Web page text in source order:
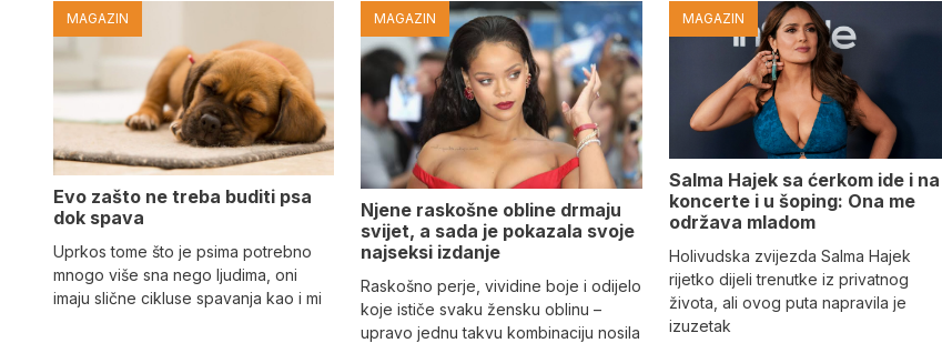
MAGAZIN
Evo zašto ne treba buditi psa
dok spava
Uprkos tome što je psima potrebno
mnogo više sna nego ljudima, oni
imaju slične cikluse spavanja kao i mi
MAGAZIN
Njene raskošne obline drmaju
svijet, a sada je pokazala svoje
najseksi izdanje
Raskošno perje, vividine boje i odijelo
koje ističe svaku žensku oblinu –
upravo jednu takvu kombinaciju nosila
MAGAZIN
Salma Hajek sa ćerkom ide i na
koncerte i u šoping: Ona me
održava mladom
Holivudska zvijezda Salma Hajek
rijetko dijeli trenutke iz privatnog
života, ali ovog puta napravila je
izuzetak